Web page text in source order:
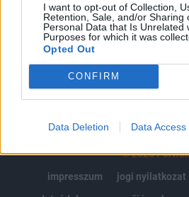
I want to opt-out of Collection,
Retention, Sale, and/or Sharing
Personal Data that Is Unrelated
Purposes for which it was
Opted Out
CONFIRM
Data Deletion Data Access
MÁR ELŐFIZETŐNK VAGY?
© 2026
impresszum
jogi nyilatkozat